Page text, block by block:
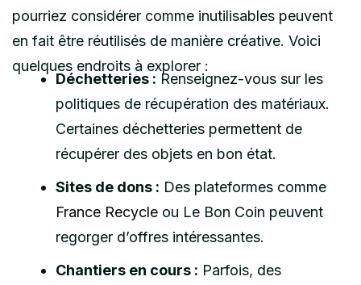
pourriez considérer comme inutilisables peuvent
en fait être réutilisés de manière créative. Voici
quelques endroits à explorer :
Déchetteries : Renseignez-vous sur les
politiques de récupération des matériaux.
Certaines déchetteries permettent de
récupérer des objets en bon état.
Sites de dons : Des plateformes comme
France Recycle ou Le Bon Coin peuvent
regorger d’offres intéressantes.
Chantiers en cours : Parfois, des